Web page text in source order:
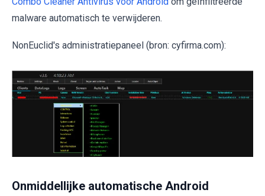
malware automatisch te verwijderen.
NonEuclid's administratiepaneel (bron: cyfirma.com):
Onmiddellijke automatische Android